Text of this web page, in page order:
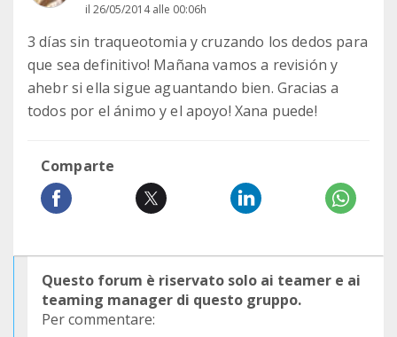
il 26/05/2014 alle 00:06h
3 días sin traqueotomia y cruzando los dedos para
que sea definitivo! Mañana vamos a revisión y
ahebr si ella sigue aguantando bien. Gracias a
todos por el ánimo y el apoyo! Xana puede!
Comparte
Questo forum è riservato solo ai teamer e ai
teaming manager di questo gruppo.
Per commentare: